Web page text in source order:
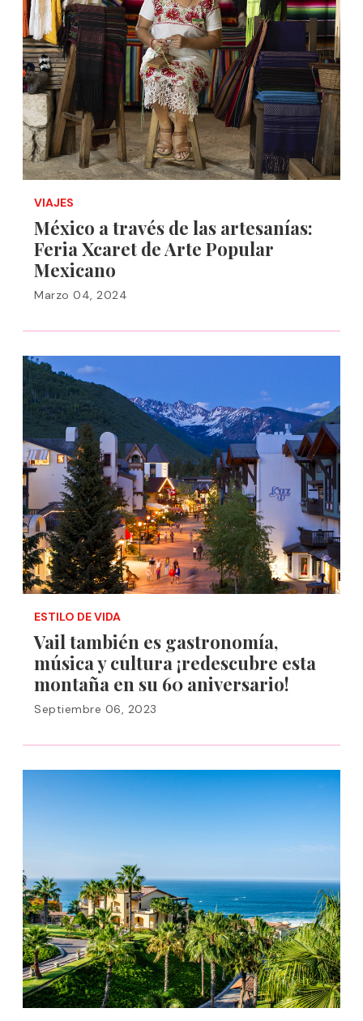
VIAJES
México a través de las artesanías:
Feria Xcaret de Arte Popular
Mexicano
Marzo 04, 2024
ESTILO DE VIDA
Vail también es gastronomía,
música y cultura ¡redescubre esta
montaña en su 60 aniversario!
Septiembre 06, 2023